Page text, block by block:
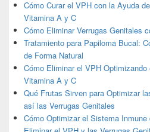
Cómo Curar el VPH con la Ayuda
Vitamina A y C
Cómo Eliminar Verrugas Genitales
Tratamiento para Papiloma Bucal:
de Forma Natural
Cómo Eliminar el VPH
Vitamina A y C
Qué Frutas Sirven para Optimizar
así las Verrugas Genitales
Cómo Optimizar el Sistema Inmune